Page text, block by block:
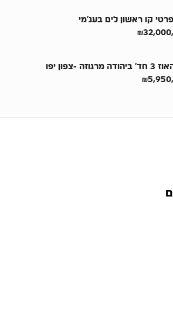
קו ראשון לים בעג’מי
מרגוזה -צפון יפו